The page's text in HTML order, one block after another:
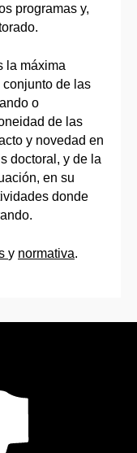
programas y,
la máxima
de las
o
de las
y novedad en
doctoral, y de la
en su
donde
y normativa.